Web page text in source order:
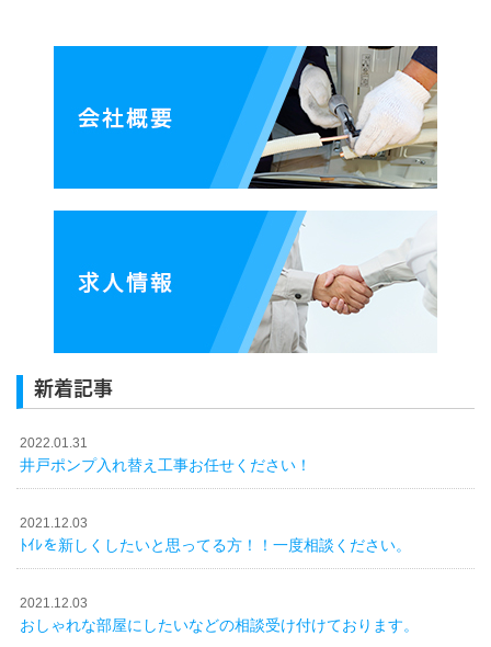
いただきます。
新着記事
2022.01.31
井戸ポンプ入れ替え工事お任せください！
2021.12.03
ﾄｲﾚを新しくしたいと思ってる方！！一度相談ください。
2021.12.03
おしゃれな部屋にしたいなどの相談受け付けております。